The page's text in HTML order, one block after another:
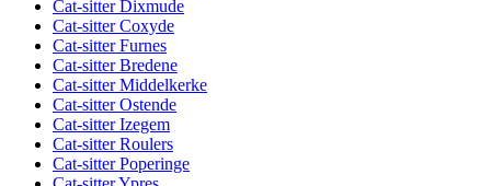
Cat-sitter Dixmude
Cat-sitter Coxyde
Cat-sitter Furnes
Cat-sitter Bredene
Cat-sitter Middelkerke
Cat-sitter Ostende
Cat-sitter Izegem
Cat-sitter Roulers
Cat-sitter Poperinge